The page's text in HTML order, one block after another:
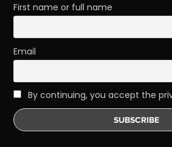
First name or full name
Email
By continuing, you accept the